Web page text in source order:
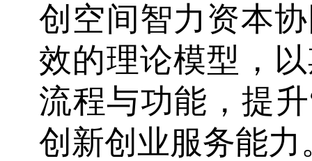
创空间智力资本
效的理论模型，
流程与功能，提
创新创业服务能力